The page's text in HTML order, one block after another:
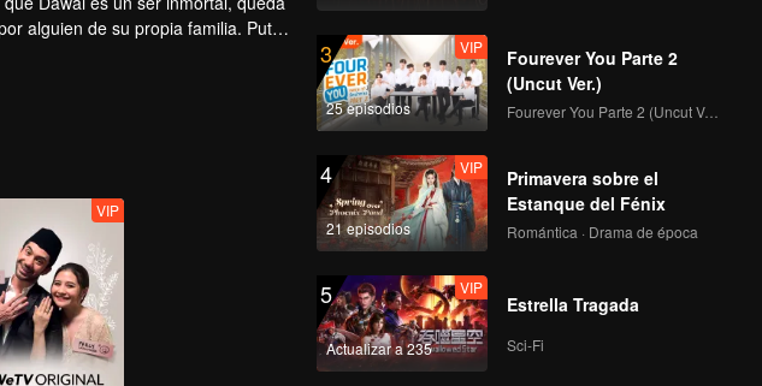
VIP EP04A: Bittersweet 17
VIP EP4: Bittersweet 17
VIP EP05A: Bittersweet 17
alguien de su propia familia. Putra
también posee una gama de
VIP
3
25 episodios
VIP
Fourever You Parte 2
(Uncut Ver.)
Fourever You Parte 2 (Uncut Ver.)
4
21 episodios
VIP
Primavera sobre el
Estanque del Fénix
Romántica · Drama de época
5
Actualizar a 235
VIP
Estrella Tragada
Sci-Fi